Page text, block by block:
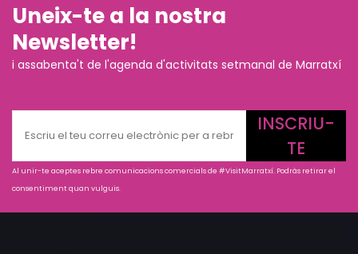
Uneix-te a la nostra
Newsletter!
i assabenta't de l'agenda d'activitats setmanal de Marratxí
INSCRIU-
TE
Al unir-te aceptes rebre comunicacions comercials de #VisitMarratxí. Podràs retirar el
consentiment quan vulguis.